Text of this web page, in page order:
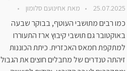
25.07.2025 מאת אחינועם סלומון
כמו רבים מתושבי העוטף, בבוקר שבעה
באוקטובר גם תושבי קיבוץ ארז התעוררו
למתקפת חמאס האכזרית. כיתת הכוננות
זיהתה טנדרים של מחבלים חוצים את הגבול